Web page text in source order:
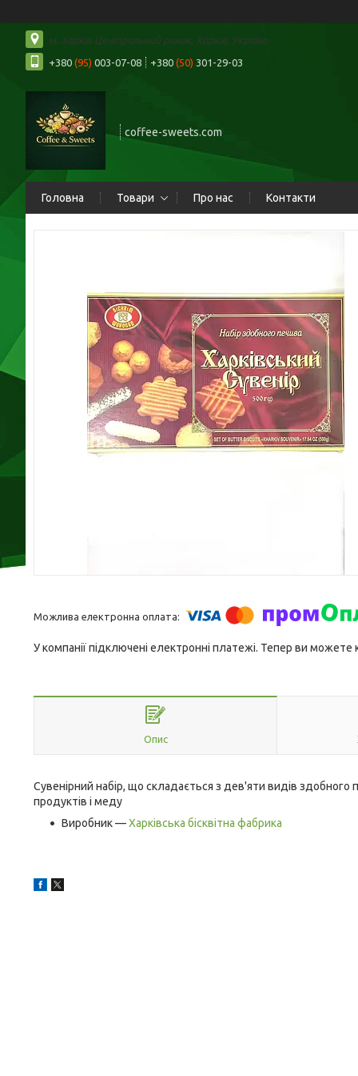
м. Харків Центральний ринок, Харків, Україна
+380 (95) 003-07-08 +380 (50) 301-29-03
coffee-sweets.com
Головна Товари Про нас Контакти
У компанії підключені електронні платежі. Тепер ви
Опис
Сувенірний набір, що складається з дев'яти видів
продуктів і меду
Виробник —Харківська бісквітна фабрика